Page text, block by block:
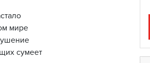
мире
сумеет